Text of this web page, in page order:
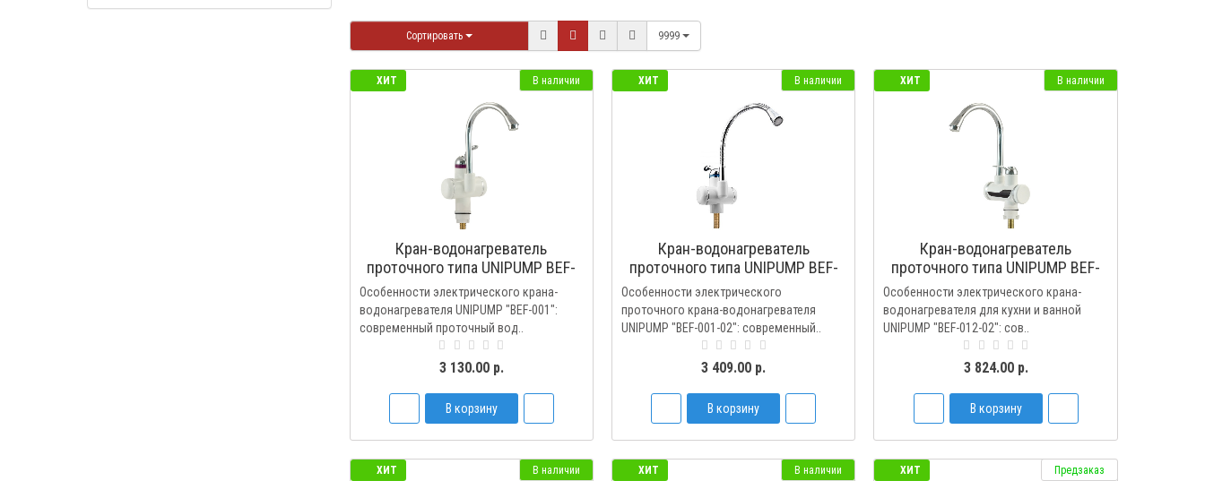
Сортировать 9999
ХИТ В наличии
Кран-водонагреватель
проточного типа UNIPUMP BEF-
001
Особенности электрического крана-
водонагревателя UNIPUMP "BEF-001":
современный проточный вод..
3 130.00 р.
В корзину
ХИТ В наличии
Кран-водонагреватель
проточного типа UNIPUMP BEF-
001-02
Особенности электрического
проточного крана-водонагревателя
UNIPUMP "BEF-001-02": современный..
3 409.00 р.
В корзину
ХИТ В наличии
Кран-водонагреватель
проточного типа UNIPUMP BEF-
012-02
Особенности электрического крана-
водонагревателя для кухни и ванной
UNIPUMP "BEF-012-02": сов..
3 824.00 р.
В корзину
ХИТ В наличии ХИТ В наличии ХИТ Предзаказ